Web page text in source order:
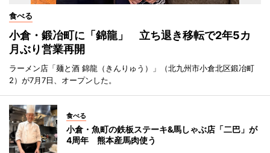
食べる
小倉・鍛冶町に「錦龍」 立ち退き移転で2年5カ
月ぶり営業再開
ラーメン店「麺と酒 錦龍（きんりゅう）」（北九州市小倉北区鍛冶町
2）が7月7日、オープンした。
食べる
小倉・魚町の鉄板ステーキ&馬しゃぶ店「二巴」が
4周年 熊本産馬肉使う